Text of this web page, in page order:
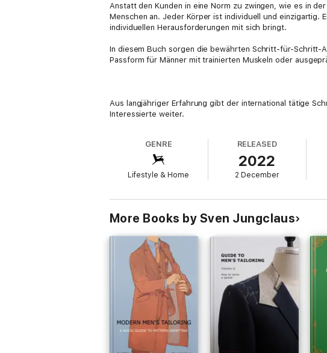
Anstatt den Kunden in eine Norm zu zwingen, wie es in
Menschen an. Jeder Körper ist individuell und einzigartig.
individuellen Herausforderungen mit sich bringt.
In diesem Buch sorgen die bewährten Schritt-für-Schritt-
Passform für Männer mit trainierten Muskeln oder
Aus langjähriger Erfahrung gibt der international tätige
Interessierte weiter.
GENRE
Lifestyle & Home
RELEASED
2022
2 December
More Books by Sven Jungclaus